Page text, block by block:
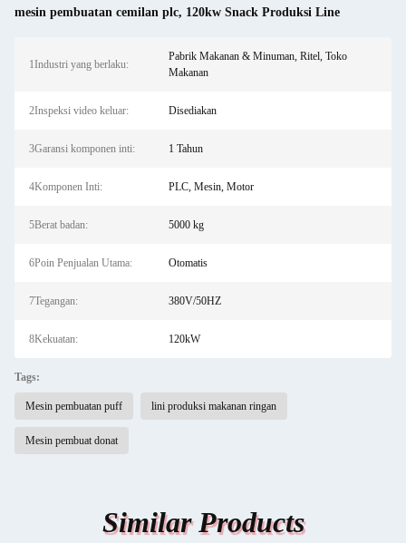
mesin pembuatan cemilan plc, 120kw Snack Produksi Line
1Industri yang berlaku:
Pabrik Makanan & Minuman, Ritel, Toko
Makanan
2Inspeksi video keluar: Disediakan
3Garansi komponen inti: 1 Tahun
4Komponen Inti: PLC, Mesin, Motor
5Berat badan: 5000 kg
6Poin Penjualan Utama: Otomatis
7Tegangan: 380V/50HZ
8Kekuatan: 120kW
Tags:
Mesin pembuatan puff lini produksi makanan ringan
Mesin pembuat donat
Similar Products